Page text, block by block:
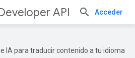
API Acceder
IA para traducir contenido a tu idioma